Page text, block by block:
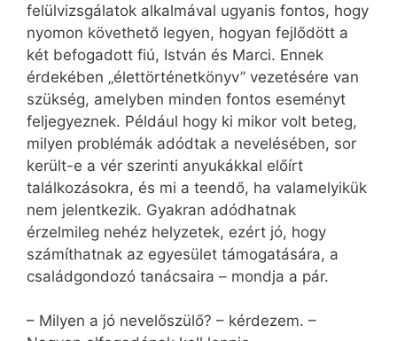
felülvizsgálatok alkalmával ugyanis fontos, hogy
nyomon követhető legyen, hogyan fejlődött a
két befogadott fiú, István és Marci. Ennek
érdekében „élettörténetkönyv” vezetésére van
szükség, amelyben minden fontos eseményt
feljegyeznek. Például hogy ki mikor volt beteg,
milyen problémák adódtak a nevelésében, sor
került-e a vér szerinti anyukákkal előírt
találkozásokra, és mi a teendő, ha valamelyikük
nem jelentkezik. Gyakran adódhatnak
érzelmileg nehéz helyzetek, ezért jó, hogy
számíthatnak az egyesület támogatására, a
családgondozó tanácsaira – mondja a pár.
– Milyen a jó nevelőszülő? – kérdezem. –